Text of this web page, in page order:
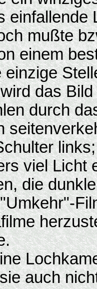
einfallende
mußte
einem
einzige
das
durch
viel Licht
die
auch